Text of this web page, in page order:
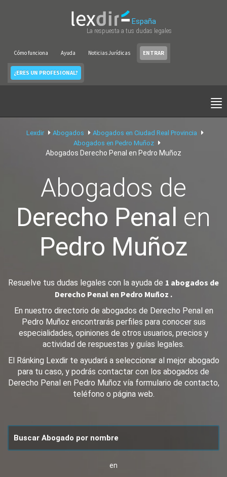
España
La respuesta a tus dudas legales
Cómo funciona Ayuda Noticias Jurídicas ENTRAR
¿ERES UN PROFESIONAL?
Lexdir Abogados
Abogados en Ciudad Real Provincia
Abogados en Pedro Muñoz
Abogados Derecho Penal en Pedro Muñoz
Abogados de
Derecho Penal en
Pedro Muñoz
Resuelve tus dudas legales con la ayuda de 1 abogados de
Derecho Penal en Pedro Muñoz .
En nuestro directorio de abogados de Derecho Penal en
Pedro Muñoz encontrarás perfiles para conocer sus
especialidades, opiniones de otros usuarios, precios y
actividad de respuestas y guías legales.
El Ránking Lexdir te ayudará a seleccionar al mejor abogado
para tu caso, y podrás contactar con los abogados de
Derecho Penal en Pedro Muñoz vía formulario de contacto,
teléfono o página web.
en